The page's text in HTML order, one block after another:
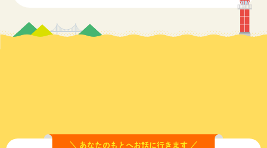
ビ
＼ あなたのもとへお話に行きます ／